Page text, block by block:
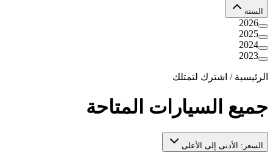
السنة
2026
2025
2024
2023
الرئيسية / اشترك لتمتلك
جميع السيارات المتاحة
السعر: الأدنى إلى الأعلى